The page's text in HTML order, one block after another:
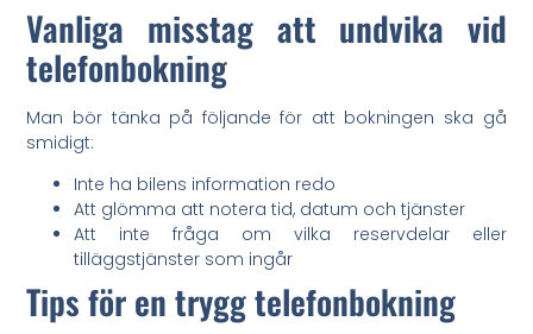
Vanliga misstag att undvika vid
telefonbokning
Man bör tänka på följande för att bokningen ska gå
smidigt:
Inte ha bilens information redo
Att glömma att notera tid, datum och tjänster
Att inte fråga om vilka reservdelar eller
tilläggstjänster som ingår
Tips för en trygg telefonbokning